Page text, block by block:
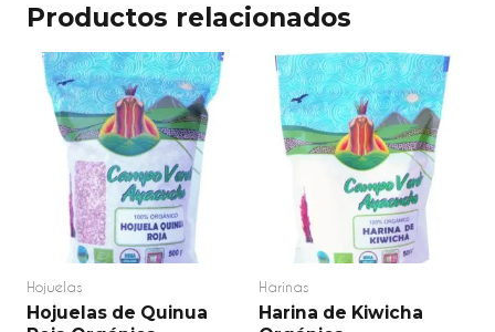
Productos relacionados
Hojuelas
Hojuelas de Quinua
Harinas
Harina de Kiwicha